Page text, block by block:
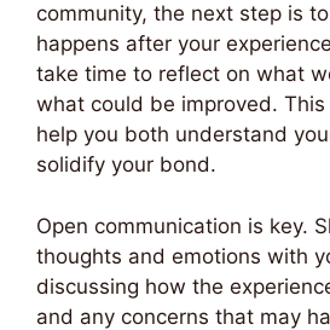
community, the next step is
happens after your
take time to reflect on what
what could be improved.
help you both understand
solidify your bond.
Open communication is key.
thoughts and emotions with
discussing how the
and any concerns that may